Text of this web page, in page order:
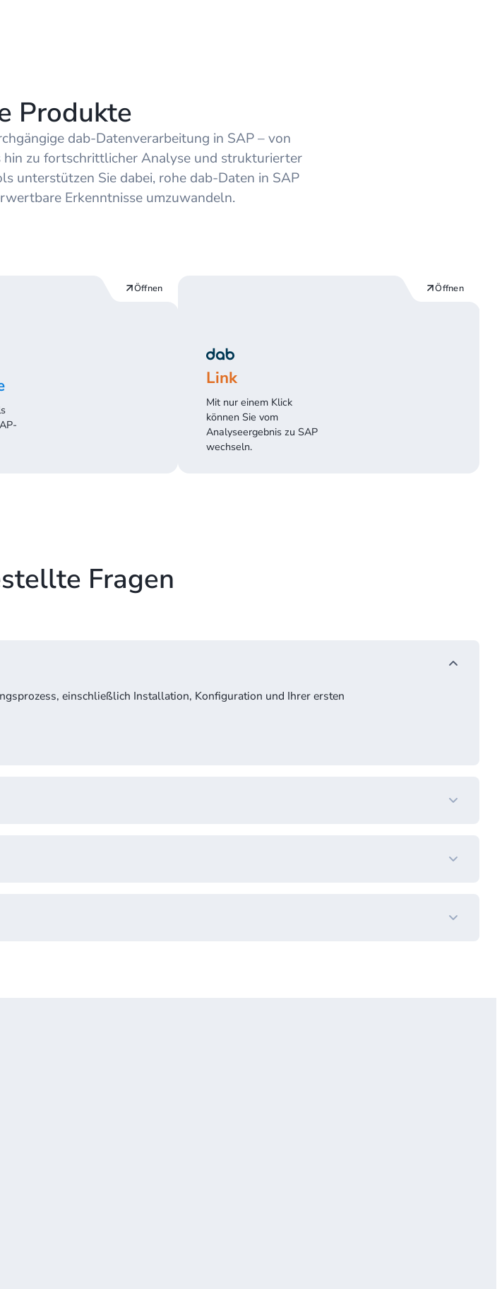
Produkte
dab-Datenverarbeitung in SAP – von
zu fortschrittlicher Analyse und strukturierter
unterstützen Sie dabei, rohe dab-Daten in SAP
Erkenntnisse umzuwandeln.
Öffnen
Link
Mit nur einem Klick
können Sie vom
Analyseergebnis zu SAP
wechseln.
Öffnen
Fragen
einschließlich Installation, Konfiguration und Ihrer ersten